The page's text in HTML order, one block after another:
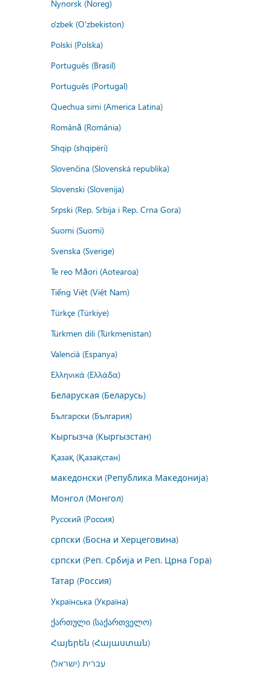
Nynorsk (Noreg)
o'zbek (O'zbekiston)
Polski (Polska)
Português (Brasil)
Português (Portugal)
Quechua simi (America Latina)
Română (România)
Shqip (shqipëri)
Slovenčina (Slovenská republika)
Slovenski (Slovenija)
Srpski (Rep. Srbija i Rep. Crna Gora)
Suomi (Suomi)
Svenska (Sverige)
Te reo Māori (Aotearoa)
Tiếng Việt (Việt Nam)
Türkçe (Türkiye)
Türkmen dili (Türkmenistan)
Valencià (Espanya)
Ελληνικά (Ελλάδα)
Беларуская (Беларусь)
Български (България)
Кыргызча (Кыргызстан)
Қазақ (Қазақстан)
македонски (Република Македонија)
Монгол (Монгол)
Русский (Россия)
српски (Босна и Херцеговина)
српски (Реп. Србија и Реп. Црна Гора)
Татар (Россия)
Українська (Україна)
ქართული (საქართველო)
Հայերեն (Հայաստան)
עברית (ישראל)